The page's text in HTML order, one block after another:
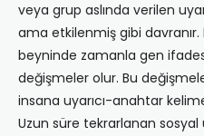
veya grup aslında verilen
ama etkilenmiş gibi davranır.
beyninde zamanla gen
değişmeler olur. Bu
insana uyarıcı-anahtar
Uzun süre tekrarlanan